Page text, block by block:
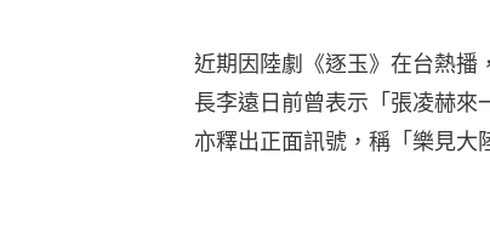
近期因陸劇《逐玉》在台熱播
長李遠日前曾表示「張凌赫來
亦釋出正面訊號，稱「樂見大